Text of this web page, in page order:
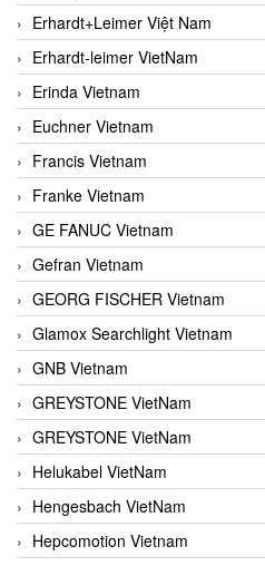
Erhardt+Leimer Việt Nam
Erhardt-leimer VietNam
Erinda Vietnam
Euchner Vietnam
Francis Vietnam
Franke Vietnam
GE FANUC Vietnam
Gefran Vietnam
GEORG FISCHER Vietnam
Glamox Searchlight Vietnam
GNB Vietnam
GREYSTONE VietNam
GREYSTONE VietNam
Helukabel VietNam
Hengesbach VietNam
Hepcomotion Vietnam